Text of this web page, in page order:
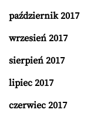
październik 2017
wrzesień 2017
sierpień 2017
lipiec 2017
czerwiec 2017